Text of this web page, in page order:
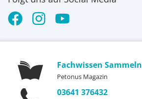
Fachwissen Sammeln
Petonus Magazin
03641 376432